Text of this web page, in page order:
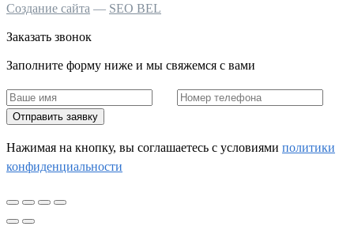
Создание сайта — SEO BEL
Заказать звонок
Заполните форму ниже и мы свяжемся с вами
Отправить заявку
Нажимая на кнопку, вы соглашаетесь c условиями политики
конфиденциальности